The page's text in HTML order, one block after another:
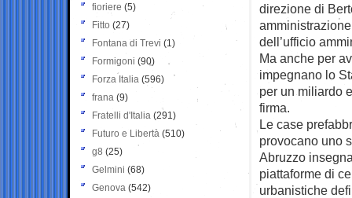
direzione di
dell’ufficio
Ma anche per
impegnano lo
per un miliardo
firma.
Le case
provocano uno
Abruzzo
piattaforme di
urbanistiche
fioriere (5)
Fitto (27)
Fontana di Trevi (1)
Formigoni (90)
Forza Italia (596)
frana (9)
Fratelli d'Italia (291)
Futuro e Libertà (510)
g8 (25)
Gelmini (68)
Genova (542)